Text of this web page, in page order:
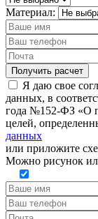
Материал:
Я даю свое
данных, в
года №152-ФЗ «О
целей,
данных
или приложите
Можно рисунок